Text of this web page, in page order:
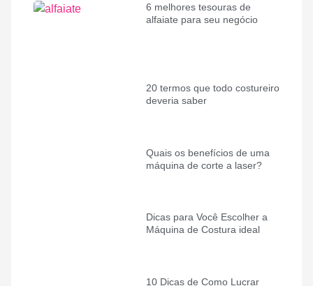
6 melhores tesouras de
alfaiate para seu negócio
20 termos que todo costureiro
deveria saber
Quais os benefícios de uma
máquina de corte a laser?
Dicas para Você Escolher a
Máquina de Costura ideal
10 Dicas de Como Lucrar